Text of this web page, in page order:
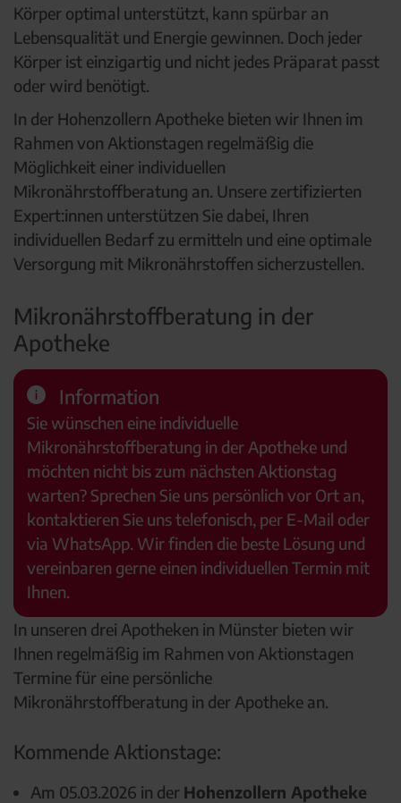
Körper optimal unterstützt, kann spürbar an
Lebensqualität und Energie gewinnen. Doch jeder
Körper ist einzigartig und nicht jedes Präparat passt
oder wird benötigt.
In der Hohenzollern Apotheke bieten wir Ihnen im
Rahmen von Aktionstagen regelmäßig die
Möglichkeit einer individuellen
Mikronährstoffberatung an. Unsere zertifizierten
Expert:innen unterstützen Sie dabei, Ihren
individuellen Bedarf zu ermitteln und eine optimale
Versorgung mit Mikronährstoffen sicherzustellen.
Mikronährstoffberatung in der
Apotheke
Information
Sie wünschen eine individuelle
Mikronährstoffberatung in der Apotheke und
möchten nicht bis zum nächsten Aktionstag
warten? Sprechen Sie uns persönlich vor Ort an,
kontaktieren Sie uns telefonisch, per E-Mail oder
via WhatsApp. Wir finden die beste Lösung und
vereinbaren gerne einen individuellen Termin mit
Ihnen.
In unseren drei Apotheken in Münster bieten wir
Ihnen regelmäßig im Rahmen von Aktionstagen
Termine für eine persönliche
Mikronährstoffberatung in der Apotheke an.
Kommende Aktionstage:
Am 05.03.2026 in der Hohenzollern Apotheke